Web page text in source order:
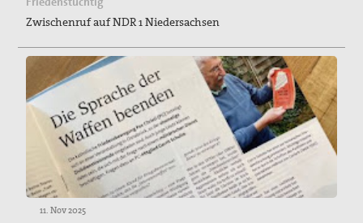
Zwischenruf auf NDR 1 Niedersachsen
11. Nov 2025